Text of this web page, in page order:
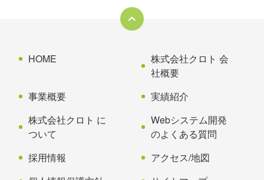
HOME
株式会社クロト 会
社概要
事業概要
実績紹介
株式会社クロト に
ついて
Webシステム開発
のよくある質問
採用情報
アクセス/地図